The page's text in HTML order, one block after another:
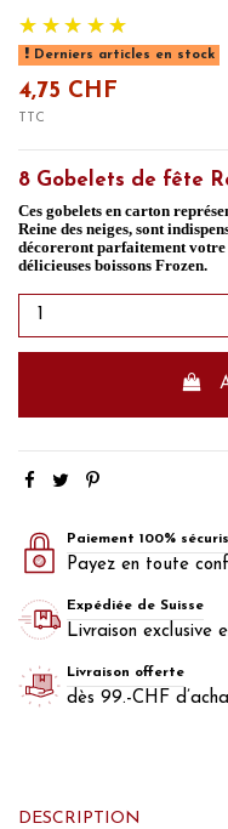
Derniers articles en stock
4,75 CHF
TTC
8 Gobelets de fête
Ces gobelets en carton
Reine des neiges, sont
décoreront parfaitement votre
délicieuses boissons Frozen.
Paiement 100%
Payez en toute
Expédiée de Suisse
Livraison exclusive
Livraison offerte
dès 99.-CHF
DESCRIPTION